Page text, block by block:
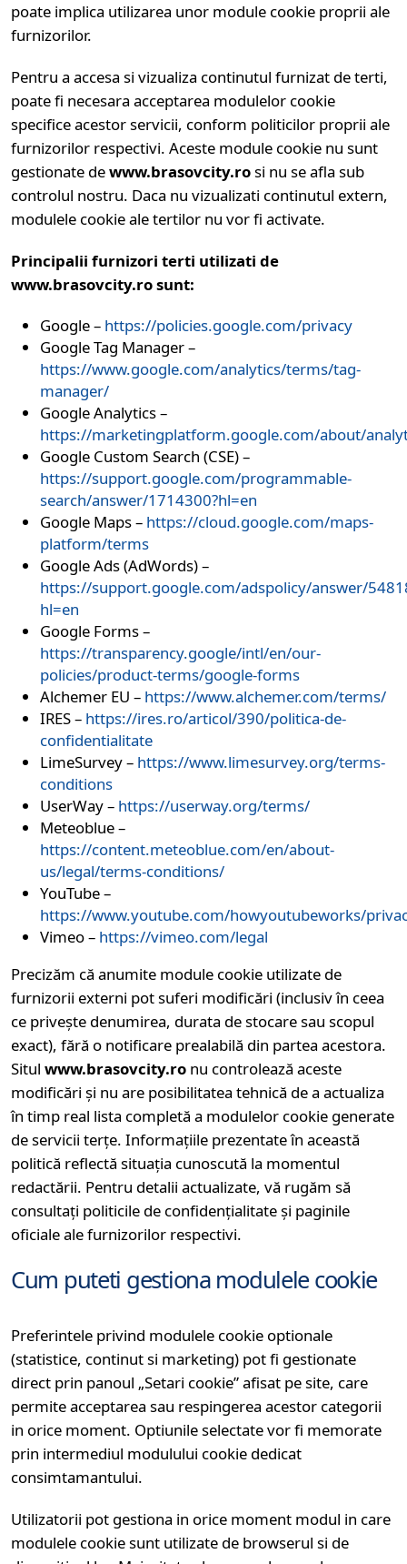
poate implica utilizarea unor module cookie proprii ale
furnizorilor.
Pentru a accesa si vizualiza continutul furnizat de terti,
poate fi necesara acceptarea modulelor cookie
specifice acestor servicii, conform politicilor proprii ale
furnizorilor respectivi. Aceste module cookie nu sunt
gestionate dewww.brasovcity.rosi nu se afla sub
controlul nostru. Daca nu vizualizati continutul extern,
modulele cookie ale tertilor nu vor fi activate.
Principalii furnizori terti utilizati de
www.brasovcity.ro sunt:
Google – https://policies.google.com/privacy
Google Tag Manager –
https://www.google.com/analytics/terms/tag-
manager/
Google Analytics –
https://marketingplatform.google.com/about/
Google Custom Search (CSE) –
https://support.google.com/programmable-
search/answer/1714300?hl=en
Google Maps – https://cloud.google.com/maps-
platform/terms
Google Ads (AdWords) –
https://support.google.com/adspolicy/answer/
hl=en
Google Forms –
https://transparency.google/intl/en/our-
policies/product-terms/google-forms
Alchemer EU – https://www.alchemer.com/terms/
IRES – https://ires.ro/articol/390/politica-de-
confidentialitate
LimeSurvey – https://www.limesurvey.org/terms-
conditions
UserWay – https://userway.org/terms/
Meteoblue –
https://content.meteoblue.com/en/about-
us/legal/terms-conditions/
YouTube –
https://www.youtube.com/howyoutubeworks/
Vimeo – https://vimeo.com/legal
Precizăm că anumite module cookie utilizate de
furnizorii externi pot suferi modificări (inclusiv în ceea
ce privește denumirea, durata de stocare sau scopul
exact), fără o notificare prealabilă din partea acestora.
Situl www.brasovcity.ro nu controlează aceste
modificări și nu are posibilitatea tehnică de a actualiza
în timp real lista completă a modulelor cookie generate
de servicii terțe. Informațiile prezentate în această
politică reflectă situația cunoscută la momentul
redactării. Pentru detalii actualizate, vă rugăm să
consultați politicile de confidențialitate și paginile
oficiale ale furnizorilor respectivi.
Cum puteti gestiona modulele cookie
Preferintele privind modulele cookie optionale
(statistice, continut si marketing) pot fi gestionate
direct prin panoul „Setari cookie” afisat pe site, care
permite acceptarea sau respingerea acestor categorii
in orice moment. Optiunile selectate vor fi memorate
prin intermediul modulului cookie dedicat
consimtamantului.
Utilizatorii pot gestiona in orice moment modul in care
modulele cookie sunt utilizate de browserul si de